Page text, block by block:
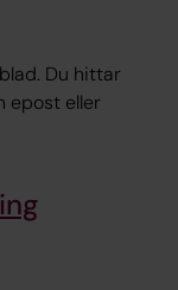
Du hittar
epost eller